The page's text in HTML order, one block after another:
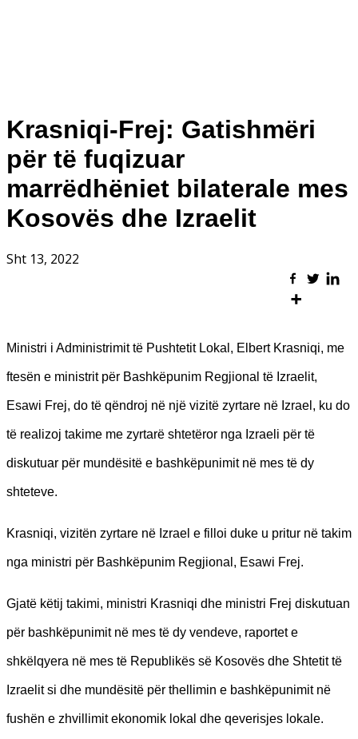
Krasniqi-Frej: Gatishmëri
për të fuqizuar
marrëdhëniet bilaterale mes
Kosovës dhe Izraelit
Sht 13, 2022
Ministri i Administrimit të Pushtetit Lokal, Elbert Krasniqi, me
ftesën e ministrit për Bashkëpunim Regjional të Izraelit,
Esawi Frej, do të qëndroj në një vizitë zyrtare në Izrael, ku do
të realizoj takime me zyrtarë shtetëror nga Izraeli për të
diskutuar për mundësitë e bashkëpunimit në mes të dy
shteteve.
Krasniqi, vizitën zyrtare në Izrael e filloi duke u pritur në takim
nga ministri për Bashkëpunim Regjional, Esawi Frej.
Gjatë këtij takimi, ministri Krasniqi dhe ministri Frej diskutuan
për bashkëpunimit në mes të dy vendeve, raportet e
shkëlqyera në mes të Republikës së Kosovës dhe Shtetit të
Izraelit si dhe mundësitë për thellimin e bashkëpunimit në
fushën e zhvillimit ekonomik lokal dhe qeverisjes lokale.